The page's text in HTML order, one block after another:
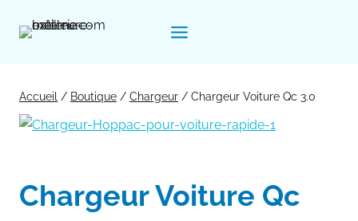
Accueil / Boutique / Chargeur / Chargeur Voiture Qc 3.0
Chargeur Voiture Qc